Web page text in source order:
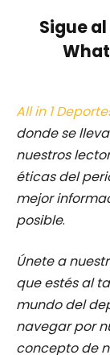
Sigue
All in 1
donde se
nuestros
éticas del
mejor
posible.
Únete a
que estés al
mundo del
navegar por
concepto de